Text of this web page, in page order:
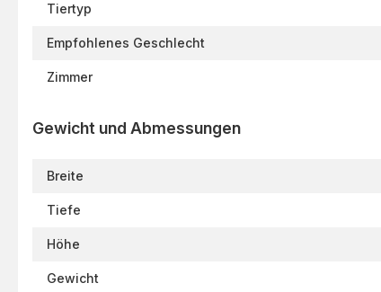
Tiertyp
Empfohlenes Geschlecht
Zimmer
Gewicht und Abmessungen
Breite
Tiefe
Höhe
Gewicht